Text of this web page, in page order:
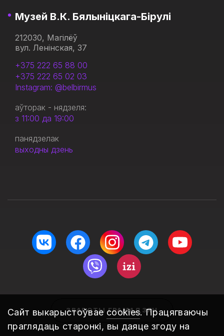
Сайт выкарыстоўвае cookies. Працягваючы
праглядаць старонкі, вы даяце згоду на
Музей В.К. Бялыніцкага-Бірулі
212030, Магілёў
вул. Ленінская, 37
+375 222 65 88 00
+375 222 65 02 03
Instagram: @belbirmus
аўторак - нядзеля:
з 11:00 да 19:00
панядзелак
выходны дзень
ЗВАРОТЫ ГРАМАДЗЯН